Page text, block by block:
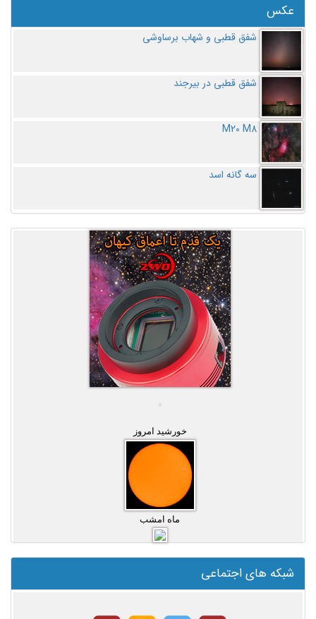
عکس
شفق قطبی و شهاب برساوشی
شفق قطبی در بیرجند
M20 M8
سه گانه اسد
خورشید امروز
ماه امشب
شبکه های اجتماعی